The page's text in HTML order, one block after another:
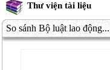
Thư viện tài liệu
So sánh Bộ luật lao động...